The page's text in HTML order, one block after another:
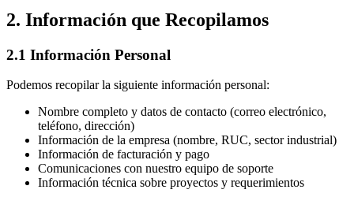
2. Información que Recopilamos
2.1 Información Personal
Podemos recopilar la siguiente información personal:
Nombre completo y datos de contacto (correo electrónico,
teléfono, dirección)
Información de la empresa (nombre, RUC, sector industrial)
Información de facturación y pago
Comunicaciones con nuestro equipo de soporte
Información técnica sobre proyectos y requerimientos